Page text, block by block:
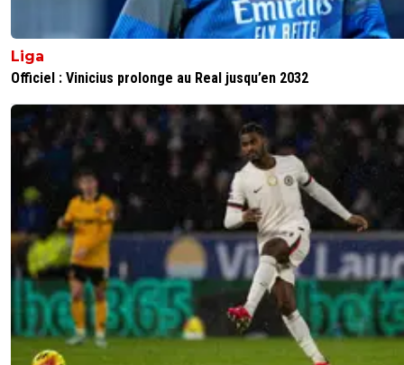
Liga
Officiel : Vinicius prolonge au Real jusqu’en 2032